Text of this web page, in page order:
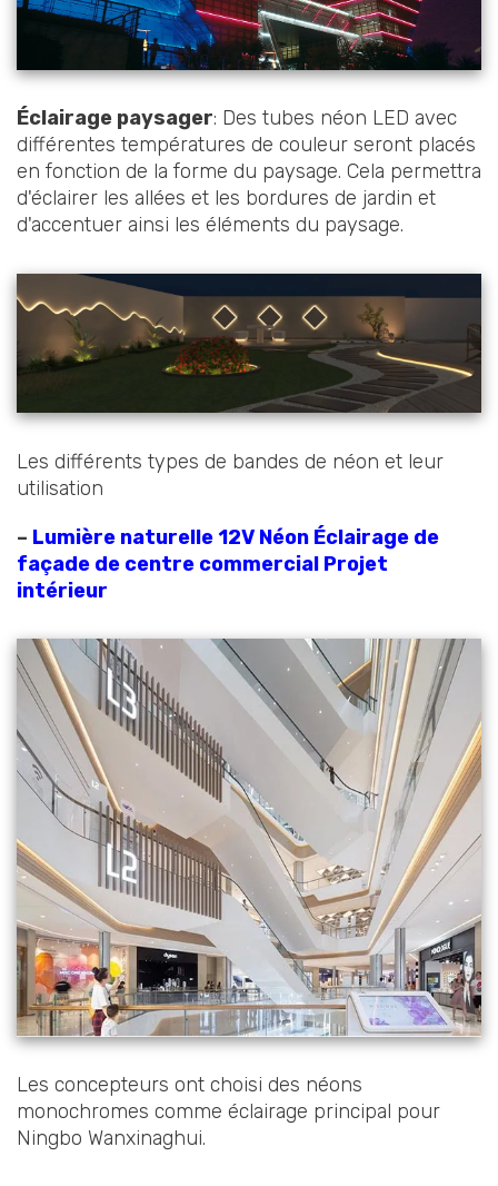
Éclairage paysager: Des tubes néon LED avec
différentes températures de couleur seront placés
en fonction de la forme du paysage. Cela permettra
d'éclairer les allées et les bordures de jardin et
d'accentuer ainsi les éléments du paysage.
Les différents types de bandes de néon et leur
utilisation
– Lumière naturelle 12V Néon Éclairage de
façade de centre commercial Projet
intérieur
Les concepteurs ont choisi des néons
monochromes comme éclairage principal pour
Ningbo Wanxinaghui.